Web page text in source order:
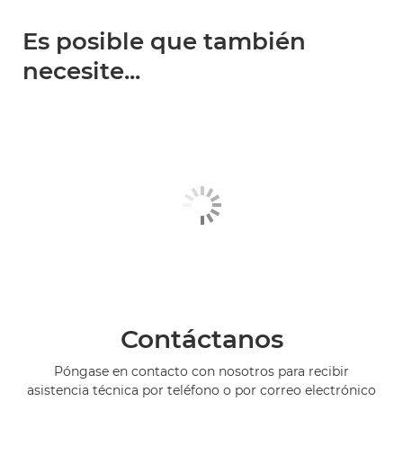
Es posible que también
necesite...
Contáctanos
Póngase en contacto con nosotros para recibir
asistencia técnica por teléfono o por correo electrónico